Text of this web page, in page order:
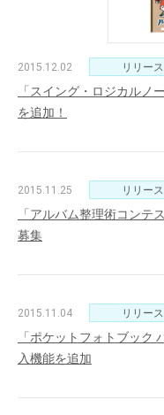
2015.12.02 リリース
「スイング・ロジカルノ
を追加！
2015.11.25 リリース
「アルバム整理術コンテ
募集
2015.11.04 リリース
「ポケットフォトブック
入機能を追加